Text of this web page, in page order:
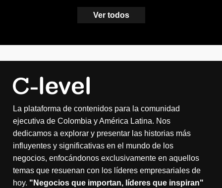
Ver todos
La plataforma de contenidos para la comunidad
ejecutiva de Colombia y América Latina. Nos
dedicamos a explorar y presentar las historias más
influyentes y significativas en el mundo de los
negocios, enfocándonos exclusivamente en aquellos
temas que resuenan con los líderes empresariales de
hoy. "Negocios que importan, líderes que inspiran"